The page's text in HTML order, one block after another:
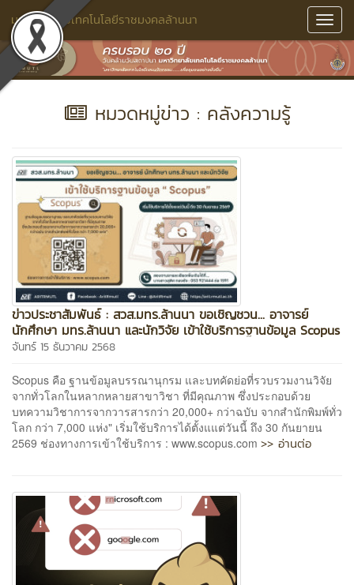
มหาวิทยาลัยเทคโนโลยีราชมงคลล้านนา
หมวดหมู่ข่าว : คลังความรู้
ข่าวประชาสัมพันธ์ : สวส.มทร.ล้านนา ขอเชิญชวน... อาจารย์
นักศึกษา มทร.ล้านนา และนักวิจัย เข้าใช้บริการฐานข้อมูล Scopus
จันทร์ 15 ธันวาคม 2568
Scopus คือ ฐานข้อมูลบรรณานุกรม และบทคัดย่อที่รวบรวมงานวิจัย
จากทั่วโลกในหลากหลายสาขาวิชา ที่มีคุณภาพ ซึ่งประกอบด้วย
บทความวิชาการจากวารสารกว่า 20,000+ กว่าฉบับ จากสำนักพิมพ์ทั่ว
โลก กว่า 7,000 แห่ง" เริ่มใช้บริการได้ตั้งแแต่วันนี้ ถึง 30 กันยายน
2569 ช่องทางการเข้าใช้บริการ : www.scopus.com >> อ่านต่อ